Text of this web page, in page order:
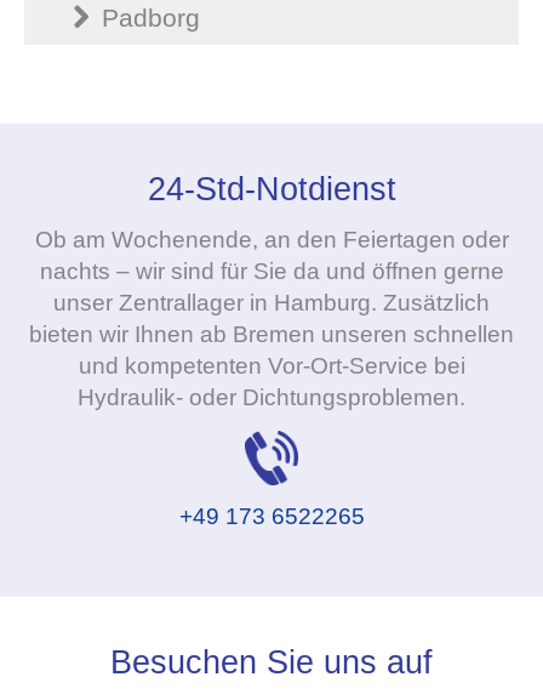
Padborg
24-Std-Notdienst
Ob am Wochenende, an den Feiertagen oder
nachts – wir sind für Sie da und öffnen gerne
unser Zentrallager in Hamburg. Zusätzlich
bieten wir Ihnen ab Bremen unseren schnellen
und kompetenten Vor-Ort-Service bei
Hydraulik- oder Dichtungsproblemen.
+49 173 6522265
Besuchen Sie uns auf